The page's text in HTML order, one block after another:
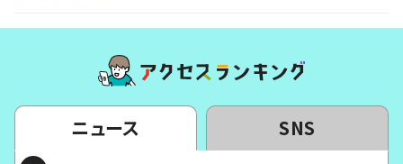
ニュース SNS